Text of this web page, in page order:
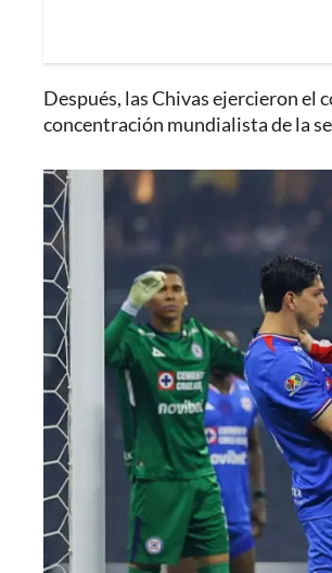
Después, las Chivas ejercieron el
concentración mundialista de la